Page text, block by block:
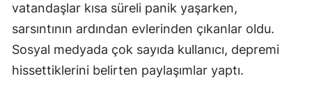
vatandaşlar kısa süreli panik yaşarken,
sarsıntının ardından evlerinden çıkanlar oldu.
Sosyal medyada çok sayıda kullanıcı, depremi
hissettiklerini belirten paylaşımlar yaptı.